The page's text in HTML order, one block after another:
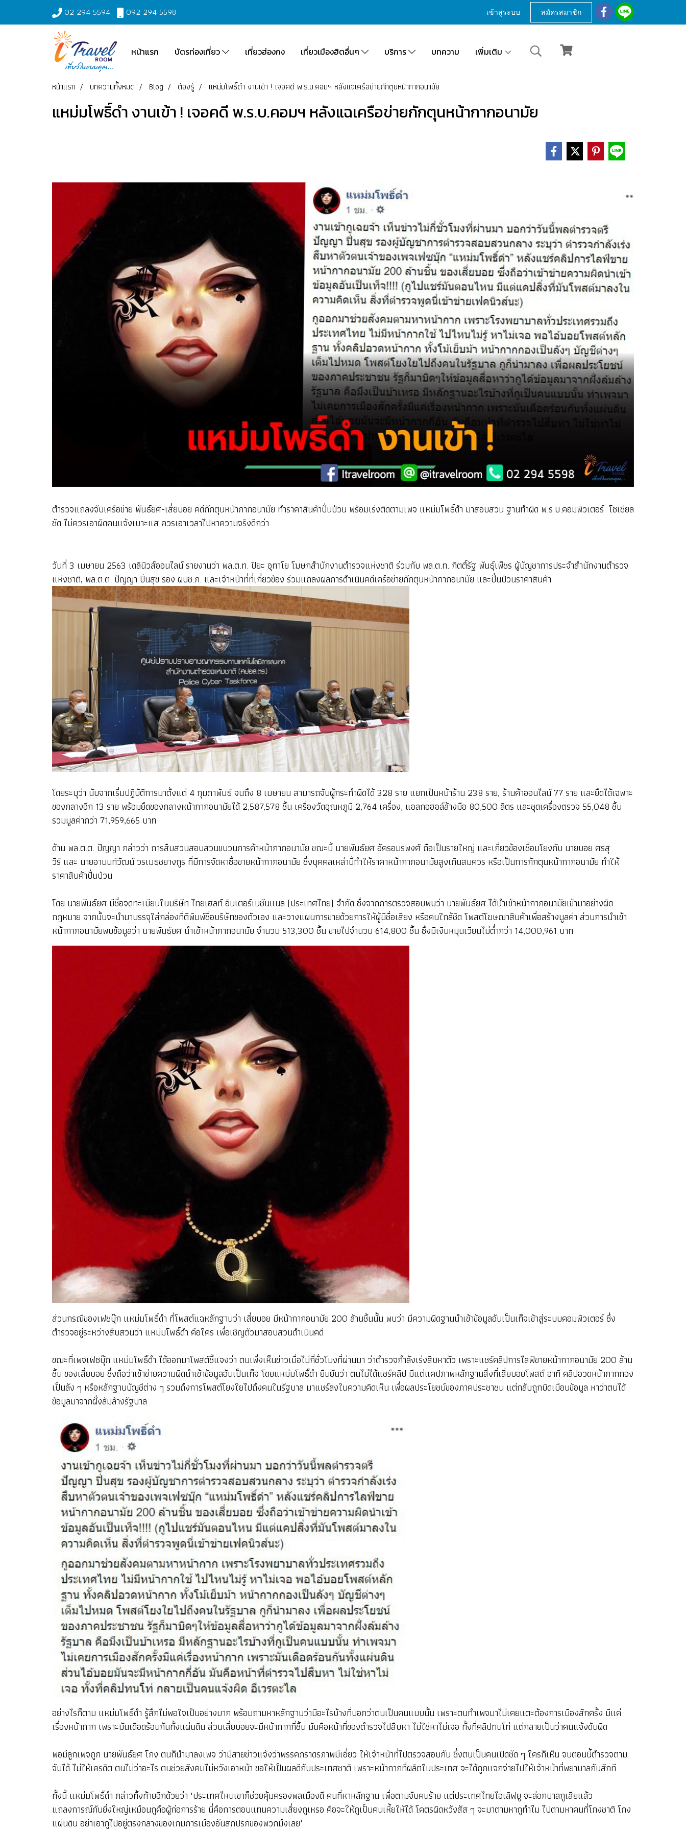
02 294 5594 092 294 5598 เข้าสู่ระบบ สมัครสมาชิก
หน้าแรก บัตรท่องเที่ยว เที่ยวฮ่องกง เที่ยวเมืองฮิตอื่นๆ บริการ บทความ เพิ่มเติม
หน้าแรก บทความทั้งหมด Blog ต้องรู้ แหม่มโพธิ์ดำ งานเข้า ! เจอคดี พ.ร.บ.คอมฯ หลังแฉเครือข่ายกักตุนหน้ากากอนามัย
แหม่มโพธิ์ดำ งานเข้า ! เจอคดี พ.ร.บ.คอมฯ หลังแฉเครือข่ายกักตุนหน้ากากอนามัย
ตำรวจแถลงจับเครือข่าย พันธ์ยศ-เสี่ยบอย คดีกักตุนหน้ากากอนามัย ทำราคาสินค้าปั่นป่วน พร้อมเร่งติดตามเพจ แหม่มโพธิ์ดำ มาสอบสวน ฐานทำผิด พ.ร.บ.คอมพิวเตอร์ โซเชียล
ซัด ไม่ควรเอาผิดคนแจ้งเบาะแส ควรเอาเวลาไปหาความจริงดีกว่า
วันที่ 3 เมษายน 2563 เดลินิวส์ออนไลน์ รายงานว่า พล.ต.ท. ปิยะ อุทาโย โฆษกสำนักงานตำรวจแห่งชาติ ร่วมกับ พล.ต.ท. กิตติ์รัฐ พันธุ์เพ็ชร ผู้บัญชาการประจำสำนักงานตำรวจ
แห่งชาติ, พล.ต.ต. ปัญญา ปิ่นสุข รอง ผบช.ก. และเจ้าหน้าที่ที่เกี่ยวข้อง ร่วมแถลงผลการดำเนินคดีเครือข่ายกักตุนหน้ากากอนามัย และปั่นป่วนราคาสินค้า
โดยระบุว่า นับจากเริ่มปฏิบัติการมาตั้งแต่ 4 กุมภาพันธ์ จนถึง 8 เมษายน สามารถจับผู้กระทำผิดได้ 328 ราย แยกเป็นหน้าร้าน 238 ราย, ร้านค้าออนไลน์ 77 ราย และยึดได้เฉพาะ
ของกลางอีก 13 ราย พร้อมยึดของกลางหน้ากากอนามัยได้ 2,587,578 ชิ้น เครื่องวัดอุณหภูมิ 2,764 เครื่อง, แอลกอฮอล์ล้างมือ 80,500 ลิตร และชุดเครื่องตรวจ 55,048 ชิ้น
รวมมูลค่ากว่า 71,959,665 บาท
ด้าน พล.ต.ต. ปัญญา กล่าวว่า การสืบสวนสอบสวนขบวนการค้าหน้ากากอนามัย ขณะนี้ นายพันธ์ยศ อัครอมรพงศ์ ถือเป็นรายใหญ่ และเกี่ยวข้องเชื่อมโยงกับ นายบอย ศรสุ
วีร์ และ นายอานนท์วัฒน์ วรเมธชยางกูร ที่มีการจัดหาซื้อขายหน้ากากอนามัย ซึ่งบุคคลเหล่านี้ทำให้ราคาหน้ากากอนามัยสูงเกินสมควร หรือเป็นการกักตุนหน้ากากอนามัย ทำให้
ราคาสินค้าปั่นป่วน
โดย นายพันธ์ยศ มีชื่อจดทะเบียนในบริษัท ไทยเฮลท์ อินเตอร์เนชันแนล (ประเทศไทย) จำกัด ซึ่งจากการตรวจสอบพบว่า นายพันธ์ยศ ได้นำเข้าหน้ากากอนามัยเข้ามาอย่างผิด
กฎหมาย จากนั้นจะนำมาบรรจุใส่กล่องที่ตีพิมพ์ชื่อบริษัทของตัวเอง และวางแผนการขายด้วยการให้ผู้มีชื่อเสียง หรือคนใกล้ชิด โพสต์โฆษณาสินค้าเพื่อสร้างมูลค่า ส่วนการนำเข้า
หน้ากากอนามัยพบข้อมูลว่า นายพันธ์ยศ นำเข้าหน้ากากอนามัย จำนวน 513,300 ชิ้น ขายไปจำนวน 614,800 ชิ้น ซึ่งมีเงินหมุนเวียนไม่ต่ำกว่า 14,000,961 บาท
ส่วนกรณีของเฟซบุ๊ก แหม่มโพธิ์ดำ ที่โพสต์แฉหลักฐานว่า เสี่ยบอย มีหน้ากากอนามัย 200 ล้านชิ้นนั้น พบว่า มีความผิดฐานนำเข้าข้อมูลอันเป็นเท็จเข้าสู่ระบบคอมพิวเตอร์ ซึ่ง
ตำรวจอยู่ระหว่างสืบสวนว่า แหม่มโพธิ์ดำ คือใคร เพื่อเชิญตัวมาสอบสวนดำเนินคดี
ขณะที่เพจเฟซบุ๊ก แหม่มโพธิ์ดำ ได้ออกมาโพสต์ชี้แจงว่า ตนเพิ่งเห็นข่าวเมื่อไม่กี่ชั่วโมงที่ผ่านมา ว่าตำรวจกำลังเร่งสืบหาตัว เพราะแชร์คลิปการไลฟ์ขายหน้ากากอนามัย 200 ล้าน
ชิ้น ของเสี่ยบอย ซึ่งถือว่าเข้าข่ายความผิดนำเข้าข้อมูลอันเป็นเท็จ โดยแหม่มโพธิ์ดำ ยืนยันว่า ตนไม่ได้แชร์คลิป มีแต่แคปภาพหลักฐานสิ่งที่เสี่ยบอยโพสต์ อาทิ คลิปอวดหน้ากากกอง
เป็นลัง ๆ หรือหลักฐานบัญชีต่าง ๆ รวมถึงการโพสต์โยงใยไปถึงคนในรัฐบาล มาแชร์ลงในความคิดเห็น เพื่อผลประโยชน์ของภาคประชาชน แต่กลับถูกบิดเบือนข้อมูล หาว่าตนได้
ข้อมูลมาจากฝั่งล้มล้างรัฐบาล
อย่างไรก็ตาม แหม่มโพธิ์ดำ รู้สึกไม่พอใจเป็นอย่างมาก พร้อมถามหาหลักฐานว่ามีอะไรบ้างที่บอกว่าตนเป็นคนแบบนั้น เพราะตนทำเพจมาไม่เคยแตะต้องการเมืองสักครั้ง มีแค่
เรื่องหน้ากาก เพราะมันเดือดร้อนกันทั้งแผ่นดิน ส่วนเสี่ยบอยจะมีหน้ากากกี่ชิ้น มันคือหน้าที่ของตำรวจไปสืบหา ไม่ใช่หาไม่เจอ ทั้งที่คลิปทนโท่ แต่กลายเป็นว่าคนแจ้งดันผิด
พอมีลูกเพจถูก นายพันธ์ยศ โกง ตนก็นำมาลงเพจ ว่ามีสายข่าวแจ้งว่าพรรคภราดรภาพมีเอี่ยว ให้เจ้าหน้าที่ไปตรวจสอบกัน ซึ่งตนเป็นคนเปิดชัด ๆ ใครก็เห็น จนตอนนี้ตำรวจตาม
จับได้ ไม่ให้เครดิต ตนไม่ว่าอะไร ตนช่วยสังคมไม่หวังเอาหน้า ขอให้เป็นผลดีกับประเทศชาติ เพราะหน้ากากที่ผลิตในประเทศ จะได้ถูกแจกจ่ายไปให้เจ้าหน้าที่พยาบาลกันสักที
ทั้งนี้ แหม่มโพธิ์ดำ กล่าวทิ้งท้ายอีกด้วยว่า "ประเทศไหนเขาก็ช่วยคุ้มครองพลเมืองดี คนที่หาหลักฐาน เพื่อตามจับคนร้าย แต่ประเทศไทยไอเลิฟยู จะล่อกบาลกูเสียแล้ว
แถลงการณ์กันยิ่งใหญ่เหมือนกูคือผู้ก่อการร้าย นี่คือการตอบแทนความเสี่ยงกูเหรอ คือจะให้กูเป็นคนเหี้ยให้ได้ โคตรผิดหวังสัส ๆ จะมาตามหากูทำไม ไปตามหาคนที่โกงชาติ โกง
แผ่นดิน อย่าเอากูไปอยู่ตรงกลางของเกมการเมืองอันสกปรกของพวกมึงเลย"